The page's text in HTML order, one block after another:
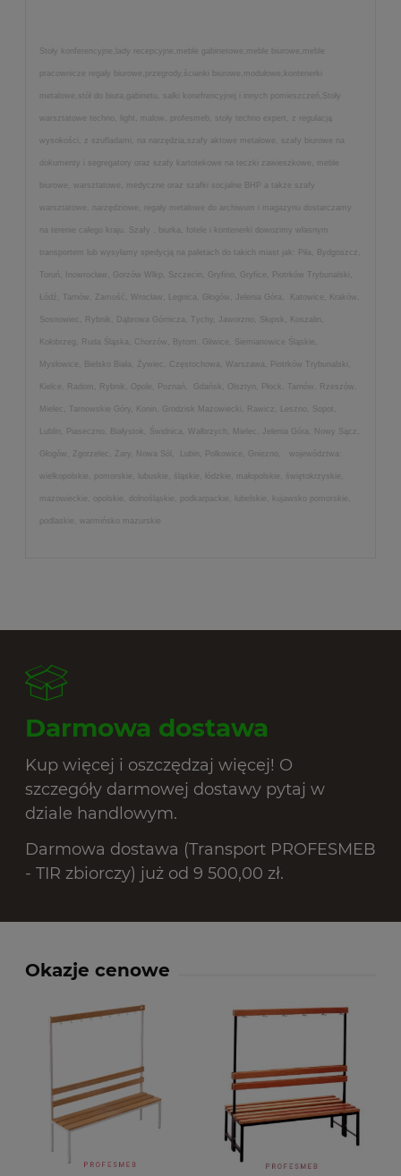
Stoły konferencyjne,lady recepcyjne,meble gabinetowe,meble biurowe,meble
pracownicze regały biurowe,przegrody,ścianki biurowe,modułowe,kontenerki
metalowe,stół do biura,gabinetu, salki konefrencyjnej i innych pomieszczeń,Stoły
warsztatowe techno, light, malow, profesmeb, stoły techno expert, z regulacją
wysokości, z szufladami, na narzędzia,szafy aktowe metalowe, szafy biurowe na
dokumenty i segregatory oraz szafy kartotekowe na teczki zawieszkowe, meble
biurowe, warsztatowe, medyczne oraz szafki socjalne BHP a także szafy
warsztatowe, narzędziowe, regały metalowe do archiwum i magazynu dostarczamy
na terenie całego kraju. Szafy , biurka, fotele i kontenerki dowozimy własnym
transportem lub wysyłamy spedycją na paletach do takich miast jak: Piła, Bydgoszcz,
Toruń, Inowrocław, Gorzów Wlkp, Szczecin, Gryfino, Gryfice, Piotrków Trybunalski,
Łódź, Tarnów, Zamość, Wrocław, Legnica, Głogów, Jelenia Góra, Katowice, Kraków,
Sosnowiec, Rybnik, Dąbrowa Górnicza, Tychy, Jaworzno, Słupsk, Koszalin,
Kołobrzeg, Ruda Śląska, Chorzów, Bytom, Gliwice, Siemianowice Śląskie,
Mysłowice, Bielsko Biała, Żywiec, Częstochowa, Warszawa, Piotrków Trybunalski,
Kielce, Radom, Rybnik, Opole, Poznań, Gdańsk, Olsztyn, Płock, Tarnów, Rzeszów,
Mielec, Tarnowskie Góry, Konin, Grodzisk Mazowiecki, Rawicz, Leszno, Sopot,
Lublin, Piaseczno, Białystok, Świdnica, Wałbrzych, Mielec, Jelenia Góra, Nowy Sącz,
Głogów, Zgorzelec, Żary, Nowa Sól, Lubin, Polkowice, Gniezno, województwa:
wielkopolskie, pomorskie, lubuskie, śląskie, łódzkie, małopolskie, świętokrzyskie,
mazowieckie, opolskie, dolnośląskie, podkarpackie, lubelskie, kujawsko pomorskie,
podlaskie, warmińsko mazurskie
Darmowa dostawa
Kup więcej i oszczędzaj więcej! O
szczegóły darmowej dostawy pytaj w
dziale handlowym.
Darmowa dostawa (Transport PROFESMEB
- TIR zbiorczy) już od 9 500,00 zł.
Okazje cenowe